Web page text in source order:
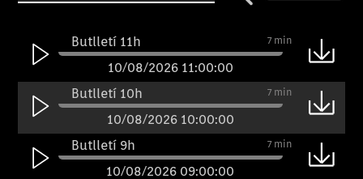
Butlletí 11h 7 min
10/08/2026 11:00:00
Butlletí 10h
7 min
10/08/2026 10:00:00
Butlletí 9h
7 min
10/08/2026 09:00:00